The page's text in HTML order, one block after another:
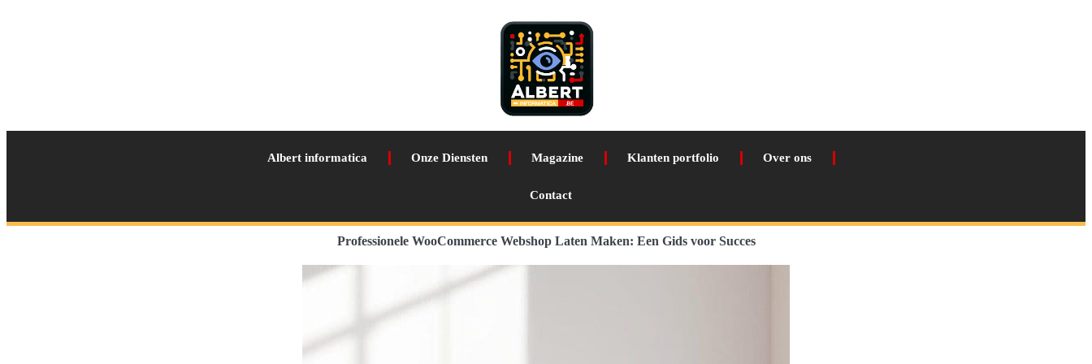
Albert informatica Onze Diensten Magazine Klanten portfolio Over ons
Contact
Professionele WooCommerce Webshop Laten Maken: Een Gids voor Succes